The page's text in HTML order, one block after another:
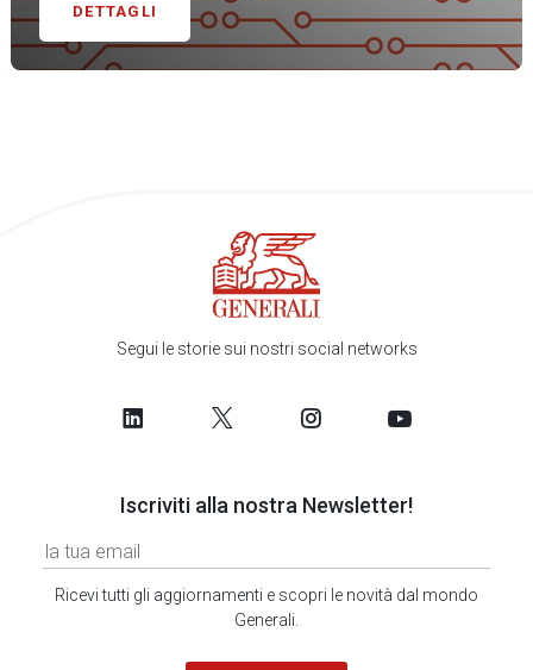
DETTAGLI
Segui le storie sui nostri social networks
Iscriviti alla nostra Newsletter!
Ricevi tutti gli aggiornamenti e scopri le novità dal mondo
Generali.